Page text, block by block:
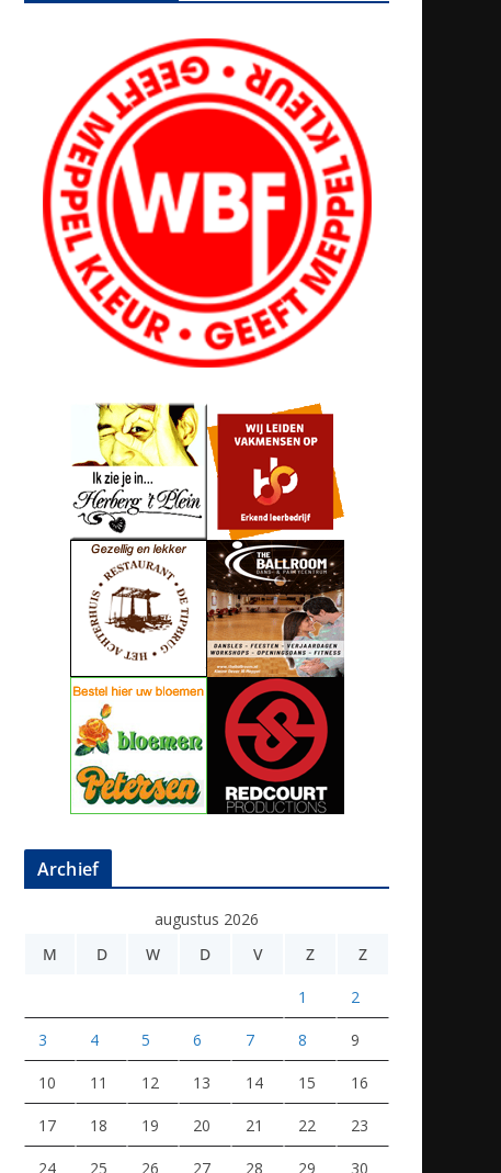
Archief
augustus 2026
M
D W D V Z Z
1 2
3 4 5 6 7 8 9
10 11 12 13 14 15 16
17 18 19 20 21 22 23
24 25 26 27 28 29 30